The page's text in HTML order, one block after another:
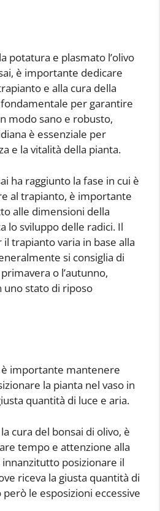
potatura e plasmato l’olivo
è importante dedicare
e alla cura della
per garantire
modo sano e robusto,
è essenziale per
e la vitalità della pianta.
ha raggiunto la fase in cui è
al trapianto, è importante
alle dimensioni della
lo sviluppo delle radici. Il
trapianto varia in base alla
si consiglia di
o l’autunno,
uno stato di riposo
importante mantenere
la pianta nel vaso in
quantità di luce e aria.
cura del bonsai di olivo, è
tempo e attenzione alla
posizionare il
riceva la giusta quantità di
le esposizioni eccessive